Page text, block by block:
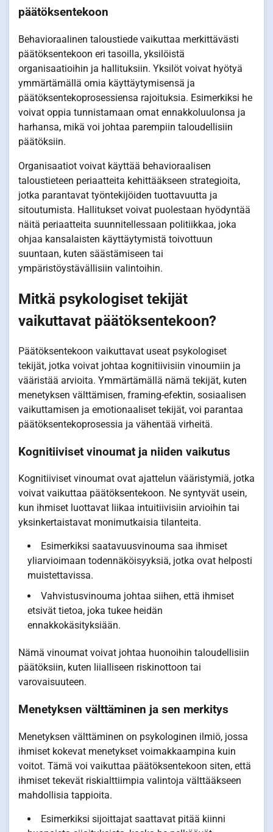
päätöksentekoon
Behavioraalinen taloustiede vaikuttaa merkittävästi
päätöksentekoon eri tasoilla, yksilöistä
organisaatioihin ja hallituksiin. Yksilöt voivat hyötyä
ymmärtämällä omia käyttäytymisensä ja
päätöksentekoprosessiensa rajoituksia. Esimerkiksi he
voivat oppia tunnistamaan omat ennakkoluulonsa ja
harhansa, mikä voi johtaa parempiin taloudellisiin
päätöksiin.
Organisaatiot voivat käyttää behavioraalisen
taloustieteen periaatteita kehittääkseen strategioita,
jotka parantavat työntekijöiden tuottavuutta ja
sitoutumista. Hallitukset voivat puolestaan hyödyntää
näitä periaatteita suunnitellessaan politiikkaa, joka
ohjaa kansalaisten käyttäytymistä toivottuun
suuntaan, kuten säästämiseen tai
ympäristöystävällisiin valintoihin.
Mitkä psykologiset tekijät
vaikuttavat päätöksentekoon?
Päätöksentekoon vaikuttavat useat psykologiset
tekijät, jotka voivat johtaa kognitiivisiin vinoumiin ja
vääristää arvioita. Ymmärtämällä nämä tekijät, kuten
menetyksen välttämisen, framing-efektin, sosiaalisen
vaikuttamisen ja emotionaaliset tekijät, voi parantaa
päätöksentekoprosessia ja vähentää virheitä.
Kognitiiviset vinoumat ja niiden vaikutus
Kognitiiviset vinoumat ovat ajattelun vääristymiä, jotka
voivat vaikuttaa päätöksentekoon. Ne syntyvät usein,
kun ihmiset luottavat liikaa intuitiivisiin arvioihin tai
yksinkertaistavat monimutkaisia tilanteita.
Esimerkiksi saatavuusvinouma saa ihmiset
yliarvioimaan todennäköisyyksiä, jotka ovat helposti
muistettavissa.
Vahvistusvinouma johtaa siihen, että ihmiset
etsivät tietoa, joka tukee heidän
ennakkokäsityksiään.
Nämä vinoumat voivat johtaa huonoihin taloudellisiin
päätöksiin, kuten liialliseen riskinottoon tai
varovaisuuteen.
Menetyksen välttäminen ja sen merkitys
Menetyksen välttäminen on psykologinen ilmiö, jossa
ihmiset kokevat menetykset voimakkaampina kuin
voitot. Tämä voi vaikuttaa päätöksentekoon siten, että
ihmiset tekevät riskialttiimpia valintoja välttääkseen
mahdollisia tappioita.
Esimerkiksi sijoittajat saattavat pitää kiinni